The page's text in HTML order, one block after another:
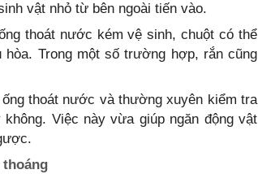
vật nhỏ từ bên ngoài tiến vào.
thoát nước kém vệ sinh, chuột có thể
Trong một số trường hợp, rắn cũng
thoát nước và thường xuyên kiểm tra
Việc này vừa giúp ngăn động vật